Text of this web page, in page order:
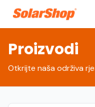
Proizvodi
Otkrijte naša održiva